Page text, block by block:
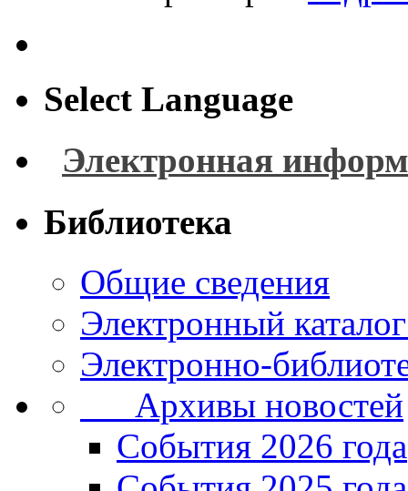
Select Language
Электронная
Библиотека
Общие сведения
Электронный
Электронно-
Архивы новостей
Cобытия 2026 года